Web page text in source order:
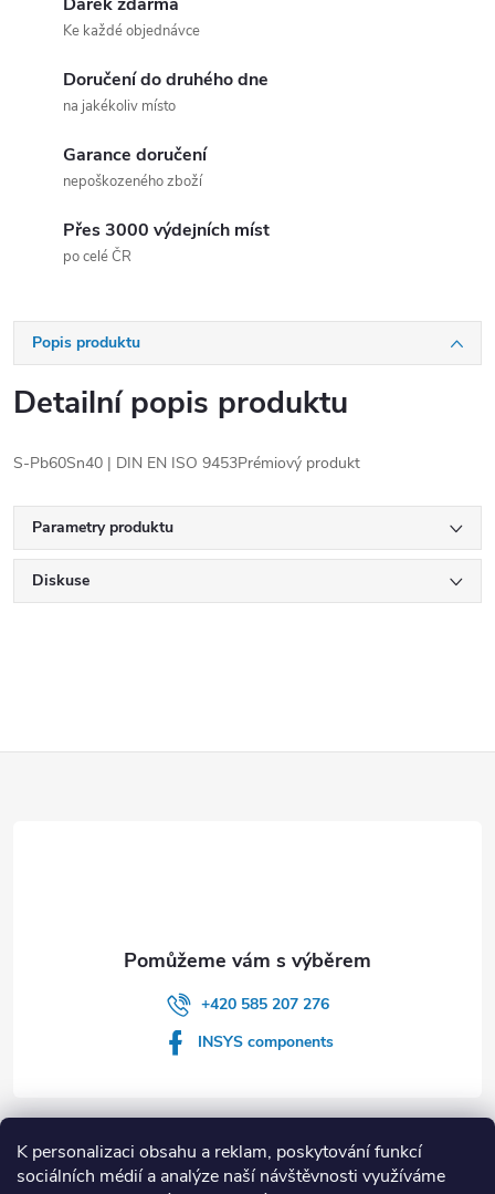
K personalizaci obsahu a reklam, poskytování funkcí
sociálních médií a analýze naší návštěvnosti využíváme
Ke každé objednávce
Doručení do druhého dne
na jakékoliv místo
Garance doručení
nepoškozeného zboží
Přes 3000 výdejních míst
po celé ČR
Popis produktu
Detailní popis produktu
S-Pb60Sn40 | DIN EN ISO 9453Prémiový produkt
Parametry produktu
Diskuse
Informace pro vás
+420 585 207 276
INSYS components